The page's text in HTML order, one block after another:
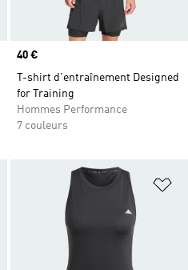
Prix
40 €
T-shirt d'entraînement Designed
for Training
Hommes Performance
7 couleurs
Ajouter à la Liste de produits